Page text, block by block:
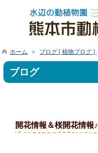
ホーム ＞ ブログ [ 植物ブログ ]
ブログ
開花情報＆桜開花情報♪